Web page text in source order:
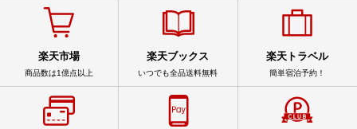
楽天市場
商品数は1億点以上
楽天ブックス
いつでも全品送料無料
楽天トラベル
簡単宿泊予約！